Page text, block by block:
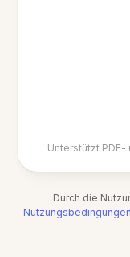
Unterstützt PDF-
Durch die
Nutzungsbedingungen